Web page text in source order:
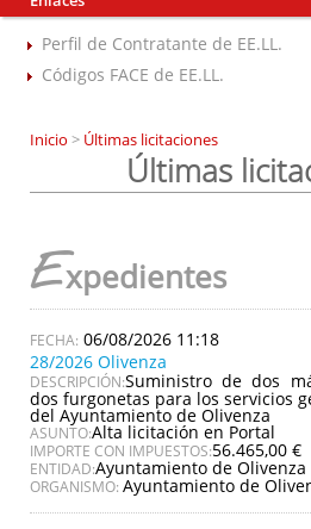
Perfil de Contratante de EE.LL.
Códigos FACE de EE.LL.
Inicio > Últimas licitaciones
Últimas
Expedientes
06/08/2026 11:18
28/2026 Olivenza
DESCRIPCIÓN:Suministro de dos
dos furgonetas para los servicios
del Ayuntamiento de Olivenza
ASUNTO:Alta licitación en Portal
IMPORTE CON IMPUESTOS:56.465,00 €
ENTIDAD:Ayuntamiento de Olivenza
ORGANISMO: Ayuntamiento de